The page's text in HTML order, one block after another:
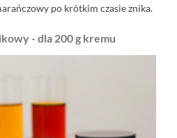
po krótkim czasie znika.
- dla 200 g kremu